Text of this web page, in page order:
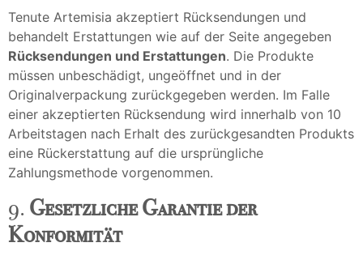
Tenute Artemisia akzeptiert Rücksendungen und
behandelt Erstattungen wie auf der Seite angegeben
Rücksendungen und Erstattungen. Die Produkte
müssen unbeschädigt, ungeöffnet und in der
Originalverpackung zurückgegeben werden. Im Falle
einer akzeptierten Rücksendung wird innerhalb von 10
Arbeitstagen nach Erhalt des zurückgesandten Produkts
eine Rückerstattung auf die ursprüngliche
Zahlungsmethode vorgenommen.
9. Gesetzliche Garantie der
Konformität